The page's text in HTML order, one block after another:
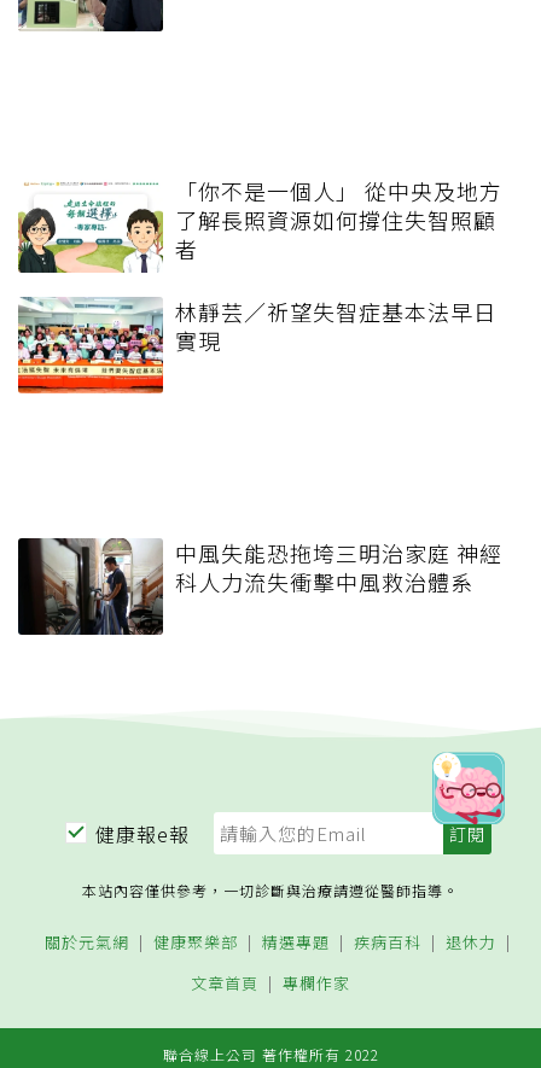
「你不是一個人」 從中央及地方
了解長照資源如何撐住失智照顧
者
林靜芸／祈望失智症基本法早日
實現
中風失能恐拖垮三明治家庭 神經
科人力流失衝擊中風救治體系
健康報e報
本站內容僅供參考，一切診斷與治療請遵從醫師指導。
關於元氣網 健康聚樂部 精選專題 疾病百科
退休力
文章首頁
專欄作家
聯合線上公司 著作權所有 2022